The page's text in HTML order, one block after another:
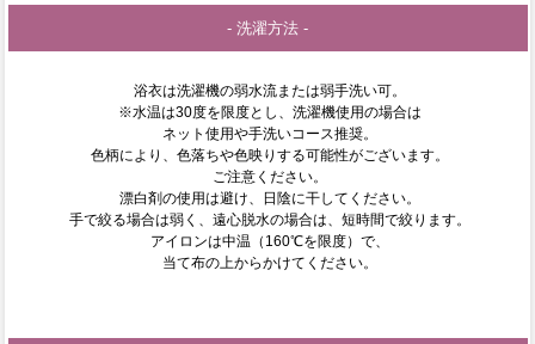
- 洗濯方法 -
浴衣は洗濯機の弱水流または弱手洗い可。
※水温は30度を限度とし、洗濯機使用の場合は
ネット使用や手洗いコース推奨。
色柄により、色落ちや色映りする可能性がございます。
ご注意ください。
漂白剤の使用は避け、日陰に干してください。
手で絞る場合は弱く、遠心脱水の場合は、短時間で絞ります。
アイロンは中温（160℃を限度）で、
当て布の上からかけてください。